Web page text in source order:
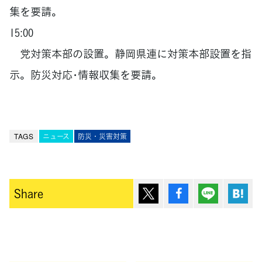
集を要請。
15:00
党対策本部の設置。静岡県連に対策本部設置を指
示。防災対応･情報収集を要請。
TAGS ニュース 防災・災害対策
Share ポスト シェア Lineで送